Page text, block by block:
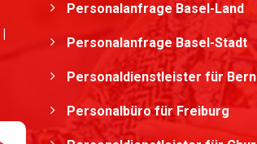
Personalanfrage Basel-Land
Personalanfrage Basel-Stadt
Personaldienstleister für Bern
Personalbüro für Freiburg